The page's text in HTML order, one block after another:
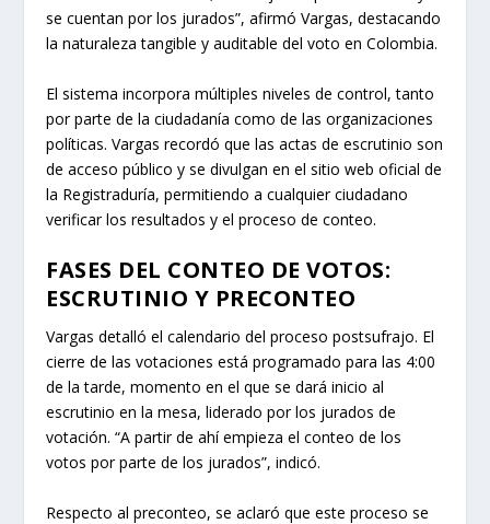
se cuentan por los jurados”, afirmó Vargas, destacando
la naturaleza tangible y auditable del voto en Colombia.
El sistema incorpora múltiples niveles de control, tanto
por parte de la ciudadanía como de las organizaciones
políticas. Vargas recordó que las actas de escrutinio son
de acceso público y se divulgan en el sitio web oficial de
la Registraduría, permitiendo a cualquier ciudadano
verificar los resultados y el proceso de conteo.
FASES DEL CONTEO DE VOTOS:
ESCRUTINIO Y PRECONTEO
Vargas detalló el calendario del proceso postsufrajo. El
cierre de las votaciones está programado para las 4:00
de la tarde, momento en el que se dará inicio al
escrutinio en la mesa, liderado por los jurados de
votación. “A partir de ahí empieza el conteo de los
votos por parte de los jurados”, indicó.
Respecto al preconteo, se aclaró que este proceso se